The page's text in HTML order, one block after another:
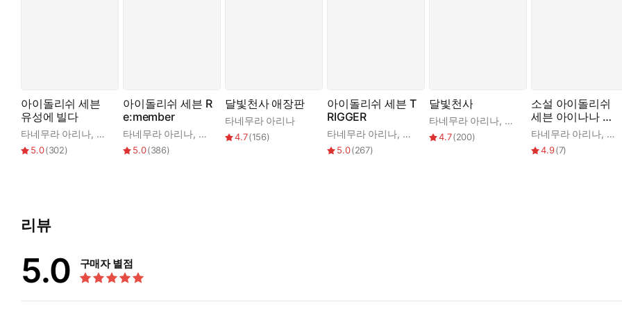
아이돌리쉬 세븐
유성에 빌다
타네무라 아리나, 츠시미 분타,반다이 남코 온라인
5.0(302)
아이돌리쉬 세븐 R
e:member
타네무라 아리나, 츠시미 분타,반다이 남코 온라인
5.0(386)
달빛천사 애장판
타네무라 아리나
4.7(156)
아이돌리쉬 세븐 T
RIGGER
타네무라 아리나, 츠시미 분타,반다이 남코 온라인
5.0(267)
달빛천사
타네무라 아리나, 이희정
4.7(200)
소설 아이돌리쉬
세븐 아이나나 학
원
타네무라 아리나, 사
4.9(7)
리뷰
5.0 구매자 별점